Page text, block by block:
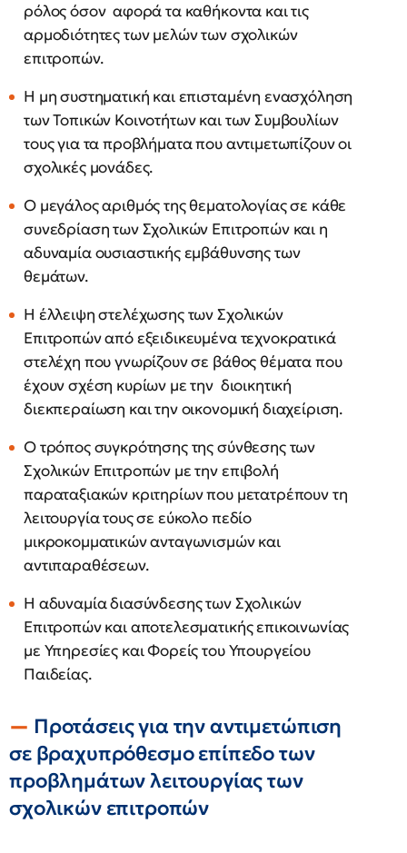
ρόλος όσον αφορά τα καθήκοντα και τις
αρμοδιότητες των μελών των σχολικών
επιτροπών.
Η μη συστηματική και επισταμένη ενασχόληση
των Τοπικών Κοινοτήτων και των Συμβουλίων
τους για τα προβλήματα που αντιμετωπίζουν οι
σχολικές μονάδες.
Ο μεγάλος αριθμός της θεματολογίας σε κάθε
συνεδρίαση των Σχολικών Επιτροπών και η
αδυναμία ουσιαστικής εμβάθυνσης των
θεμάτων.
Η έλλειψη στελέχωσης των Σχολικών
Επιτροπών από εξειδικευμένα τεχνοκρατικά
στελέχη που γνωρίζουν σε βάθος θέματα που
έχουν σχέση κυρίων με την διοικητική
διεκπεραίωση και την οικονομική διαχείριση.
Ο τρόπος συγκρότησης της σύνθεσης των
Σχολικών Επιτροπών με την επιβολή
παραταξιακών κριτηρίων που μετατρέπουν τη
λειτουργία τους σε εύκολο πεδίο
μικροκομματικών ανταγωνισμών και
αντιπαραθέσεων.
Η αδυναμία διασύνδεσης των Σχολικών
Επιτροπών και αποτελεσματικής επικοινωνίας
με Υπηρεσίες και Φορείς του Υπουργείου
Παιδείας.
Προτάσεις για την αντιμετώπιση
σε βραχυπρόθεσμο επίπεδο των
προβλημάτων λειτουργίας των
σχολικών επιτροπών